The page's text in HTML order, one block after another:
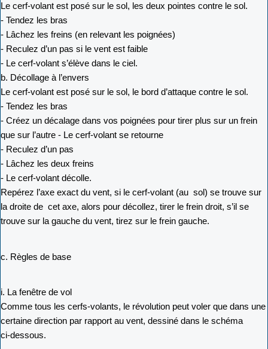
Le cerf-volant est posé sur le sol, les deux pointes contre le sol.
- Tendez les bras
- Lâchez les freins (en relevant les poignées)
- Reculez d’un pas si le vent est faible
- Le cerf-volant s’élève dans le ciel.
b. Décollage à l’envers
Le cerf-volant est posé sur le sol, le bord d’attaque contre le sol.
- Tendez les bras
- Créez un décalage dans vos poignées pour tirer plus sur un frein
que sur l’autre - Le cerf-volant se retourne
- Reculez d’un pas
- Lâchez les deux freins
- Le cerf-volant décolle.
Repérez l’axe exact du vent, si le cerf-volant (au sol) se trouve sur
la droite de cet axe, alors pour décollez, tirer le frein droit, s’il se
trouve sur la gauche du vent, tirez sur le frein gauche.
c. Règles de base
i. La fenêtre de vol
Comme tous les cerfs-volants, le révolution peut voler que dans une
certaine direction par rapport au vent, dessiné dans le schéma
ci-dessous.